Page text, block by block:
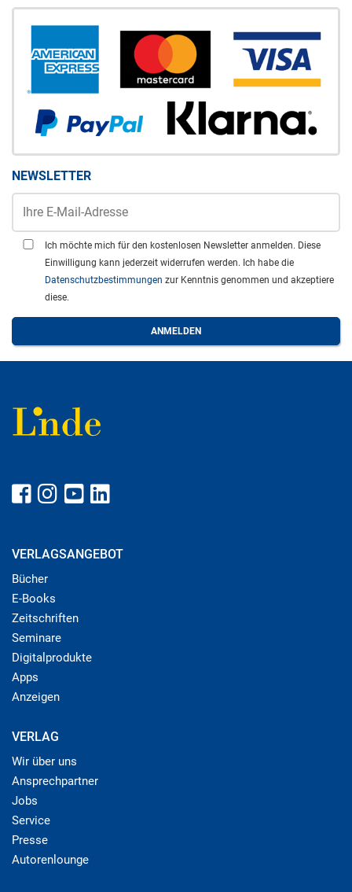
NEWSLETTER
Ich möchte mich für den kostenlosen Newsletter anmelden. Diese
Einwilligung kann jederzeit widerrufen werden. Ich habe die
Datenschutzbestimmungen zur Kenntnis genommen und akzeptiere
diese.
VERLAGSANGEBOT
Bücher
E-Books
Zeitschriften
Seminare
Digitalprodukte
Apps
Anzeigen
VERLAG
Wir über uns
Ansprechpartner
Jobs
Service
Presse
Autorenlounge